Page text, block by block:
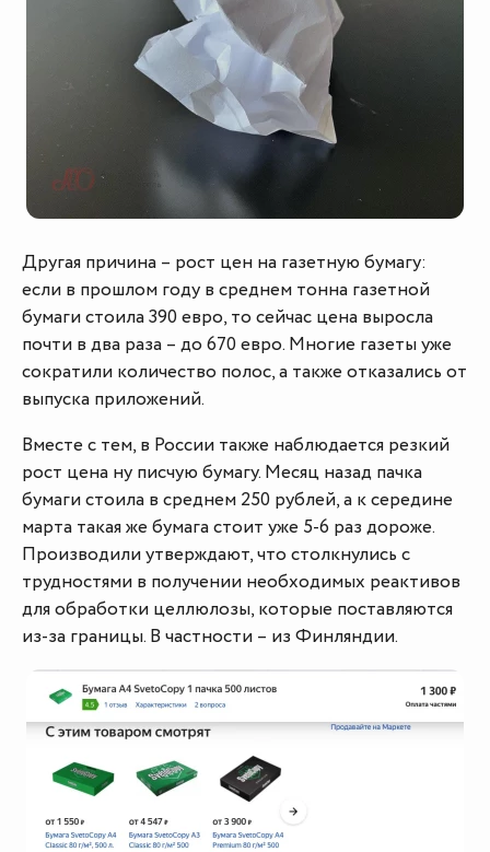
Другая причина – рост цен на газетную бумагу:
если в прошлом году в среднем тонна газетной
бумаги стоила 390 евро, то сейчас цена выросла
почти в два раза – до 670 евро. Многие газеты уже
сократили количество полос, а также отказались от
выпуска приложений.
Вместе с тем, в России также наблюдается резкий
рост цена ну писчую бумагу. Месяц назад пачка
бумаги стоила в среднем 250 рублей, а к середине
марта такая же бумага стоит уже 5-6 раз дороже.
Производили утверждают, что столкнулись с
трудностями в получении необходимых реактивов
для обработки целлюлозы, которые поставляются
из-за границы. В частности – из Финляндии.